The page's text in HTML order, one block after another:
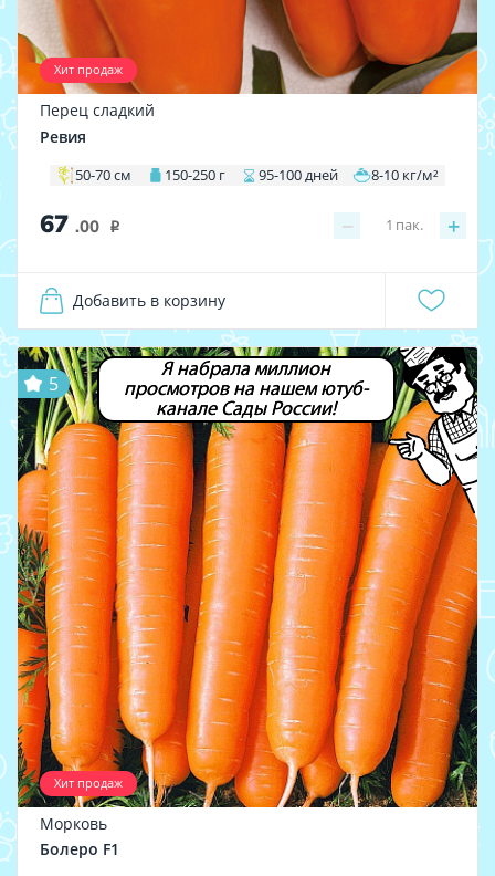
Хит продаж
Перец сладкий
Ревия
50-70 см 150-250 г 95-100 дней 8-10 кг/м²
67 .00 i − +
1 пак.
Добавить в корзину
Я набрала миллион
просмотров на нашем ютуб-
канале Сады России!
Хит продаж
5
Морковь
Болеро F1